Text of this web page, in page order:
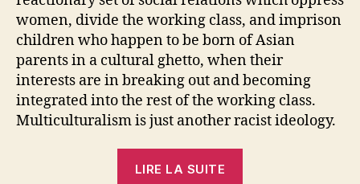
women, divide the working class, and imprison
children who happen to be born of Asian
parents in a cultural ghetto, when their
interests are in breaking out and becoming
integrated into the rest of the working class.
Multiculturalism is just another racist ideology.
LIRE LA SUITE